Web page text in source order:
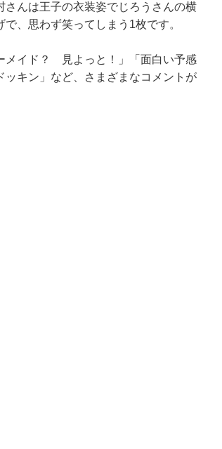
さんは王子の衣装姿でじろうさんの横
、思わず笑ってしまう1枚です。
メイド？ 見よっと！」「面白い予感
キン」など、さまざまなコメントが